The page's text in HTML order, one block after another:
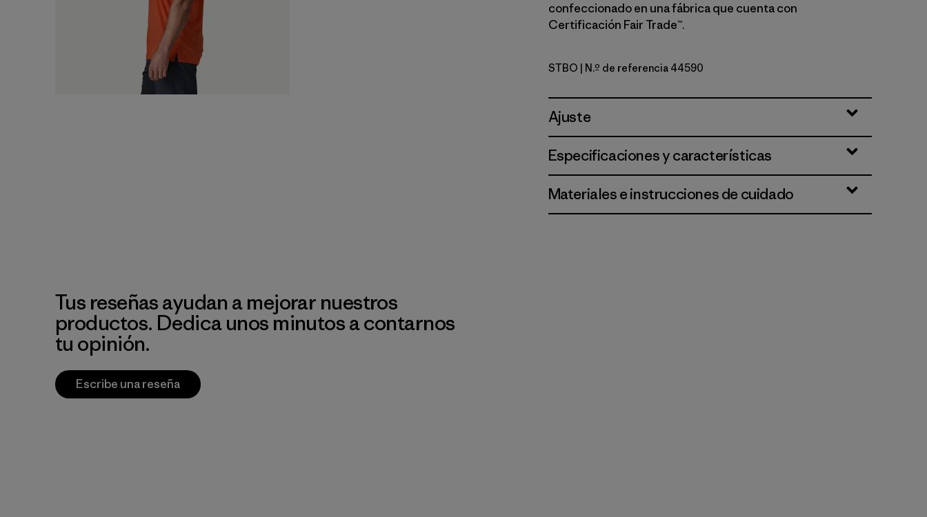
confeccionado en una fábrica que cuenta con
Certificación Fair Trade™.
Strata Stripe: Bobcat Brown
STBO | N.º de referencia 44590
Ajuste
Especificaciones y características
Materiales e instrucciones de cuidado
Tus reseñas ayudan a mejorar nuestros
productos. Dedica unos minutos a contarnos
tu opinión.
Escribe una reseña